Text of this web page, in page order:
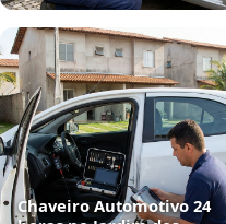
Chaveiro Automotivo 24